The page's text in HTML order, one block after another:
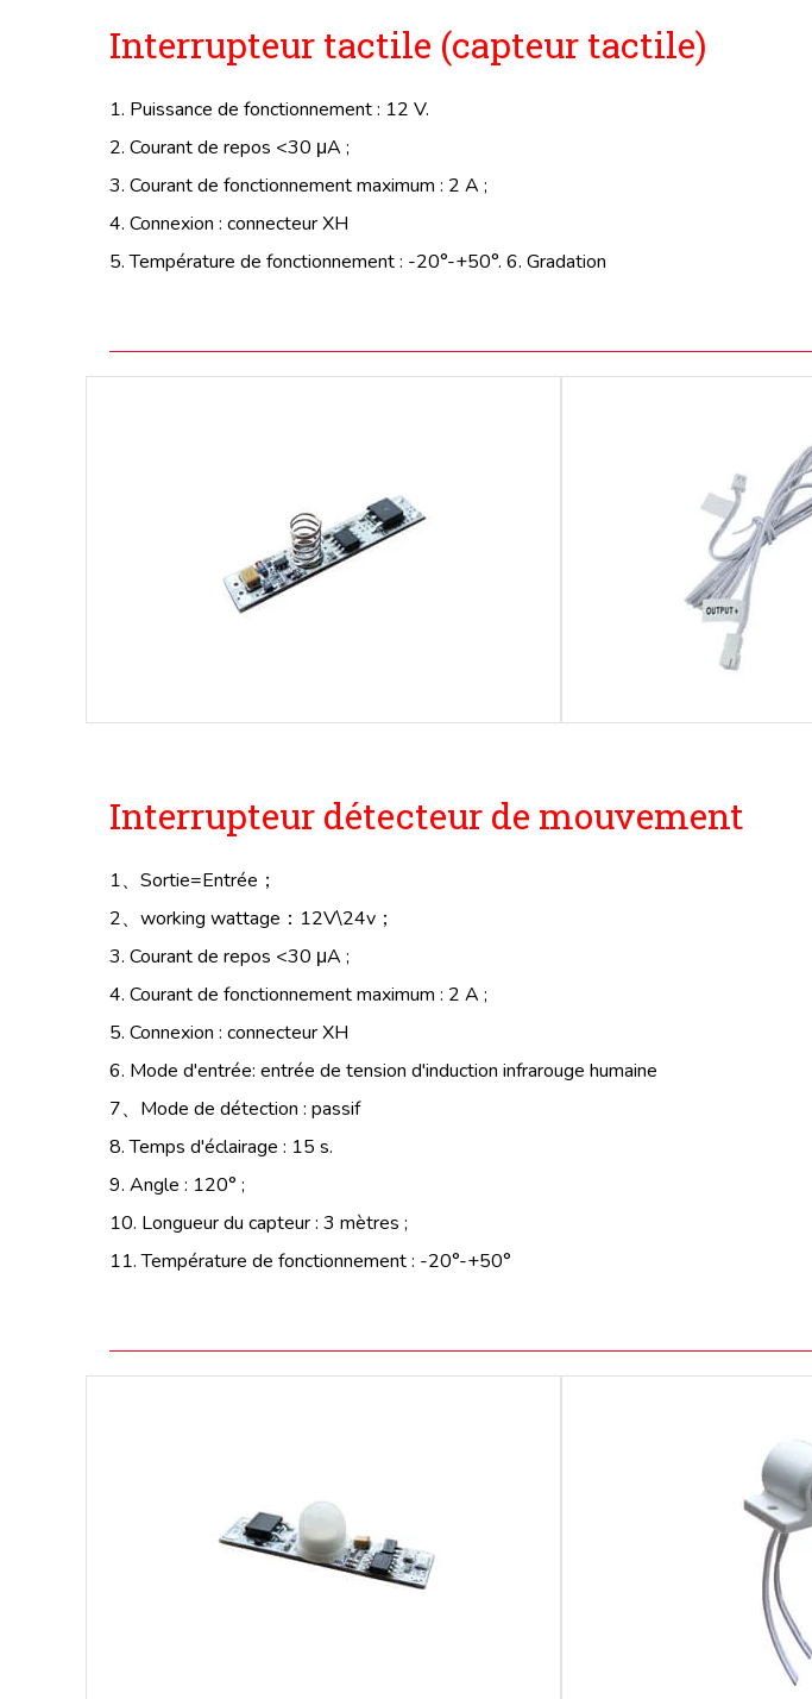
Interrupteur tactile (capteur tactile)
1. Puissance de fonctionnement : 12 V.
2. Courant de repos <30 μA ;
3. Courant de fonctionnement maximum : 2 A ;
4. Connexion : connecteur XH
5. Température de fonctionnement : -20°-+50°. 6. Gradation
Interrupteur détecteur de mouvement
1、Sortie=Entrée；
2、working wattage：12V\24v；
3. Courant de repos <30 μA ;
4. Courant de fonctionnement maximum : 2 A ;
5. Connexion : connecteur XH
6. Mode d'entrée: entrée de tension d'induction infrarouge humaine
7、Mode de détection : passif
8. Temps d'éclairage : 15 s.
9. Angle : 120° ;
10. Longueur du capteur : 3 mètres ;
11. Température de fonctionnement : -20°-+50°